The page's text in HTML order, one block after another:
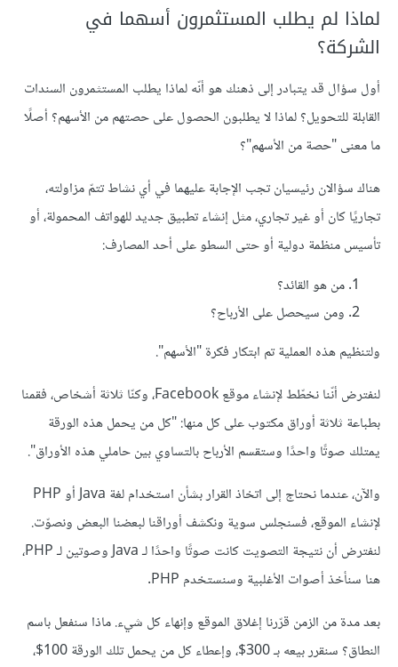
لماذا لم يطلب المستثمرون أسهما في
الشركة؟
أول سؤال قد يتبادر إلى ذهنك هو أنّه لماذا يطلب المستثمرون السندات
القابلة للتحويل؟ لماذا لا يطلبون الحصول على حصتهم من الأسهم؟ أصلًا
ما معنى "حصة من الأسهم"؟
هناك سؤالان رئيسيان تجب الإجابة عليهما في أي نشاط تتمّ مزاولته،
تجاريًا كان أو غير تجاري، مثل إنشاء تطبيق جديد للهواتف المحمولة، أو
تأسيس منظمة دولية أو حتى السطو على أحد المصارف:
من هو القائد؟
ومن سيحصل على الأرباح؟
ولتنظيم هذه العملية تم ابتكار فكرة "الأسهم".
لنفترض أنّنا نخطّط لإنشاء موقع Facebook، وكنّا ثلاثة أشخاص، فقمنا
بطباعة ثلاثة أوراق مكتوب على كل منها: "كل من يحمل هذه الورقة
يمتلك صوتًا واحدًا وستقسم الأرباح بالتساوي بين حاملي هذه الأوراق".
والآن، عندما نحتاج إلى اتخاذ القرار بشأن استخدام لغة Java أو PHP
لإنشاء الموقع، فسنجلس سوية ونكشف أوراقنا لبعضنا البعض ونصوّت.
لنفترض أن نتيجة التصويت كانت صوتًا واحدًا لـ Java وصوتين لـ PHP،
هنا سنأخذ أصوات الأغلبية وسنستخدم PHP.
بعد مدة من الزمن قرّرنا إغلاق الموقع وإنهاء كل شيء. ماذا سنفعل باسم
النطاق؟ سنقرر بيعه بـ 300$، وإعطاء كل من يحمل تلك الورقة 100$،